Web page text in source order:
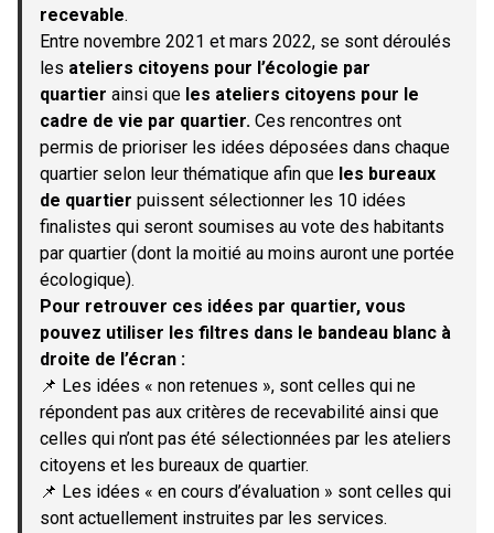
recevable.
Entre novembre 2021 et mars 2022, se sont déroulés
les ateliers citoyens pour l’écologie par
quartier ainsi que les ateliers citoyens pour le
cadre de vie par quartier. Ces rencontres ont
permis de prioriser les idées déposées dans chaque
quartier selon leur thématique afin que les bureaux
de quartier puissent sélectionner les 10 idées
finalistes qui seront soumises au vote des habitants
par quartier (dont la moitié au moins auront une portée
écologique).
Pour retrouver ces idées par quartier, vous
pouvez utiliser les filtres dans le bandeau blanc à
droite de l’écran :
📌 Les idées « non retenues », sont celles qui ne
répondent pas aux critères de recevabilité ainsi que
celles qui n’ont pas été sélectionnées par les ateliers
citoyens et les bureaux de quartier.
📌 Les idées « en cours d’évaluation » sont celles qui
sont actuellement instruites par les services.